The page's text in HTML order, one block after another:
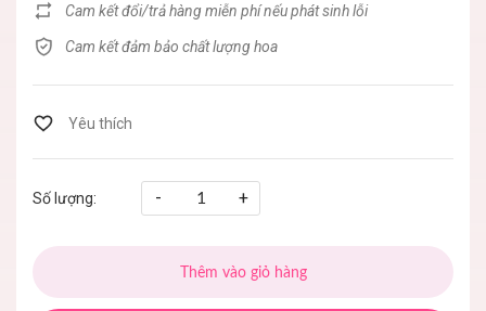
Cam kết đổi/trả hàng miễn phí nếu phát sinh lỗi
Cam kết đảm bảo chất lượng hoa
Số lượng: - +
Thêm vào giỏ hàng